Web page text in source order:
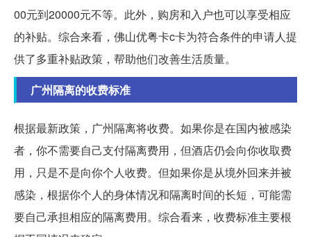
00元到20000元不等。此外，购房和入户也可以享受相应
的补贴。综合来看，佛山优粤卡c卡为符合条件的申请人提
供了多重补贴政策，帮助他们改善生活质量。
广州隔离的收费标准
根据最新政策，广州隔离将收费。如果你是在国内被感染
者，你不需要自己支付隔离费用，但酒店仍会向你收取费
用，只是不是向你个人收费。但如果你是从境外回来并被
感染，根据你个人的身体情况和隔离时间的长短，可能需
要自己承担相应的隔离费用。综合看来，收费标准主要根